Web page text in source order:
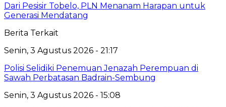
Dari Pesisir Tobelo, PLN Menanam Harapan untuk
Generasi Mendatang
Berita Terkait
Senin, 3 Agustus 2026 - 21:17
Polisi Selidiki Penemuan Jenazah Perempuan di
Sawah Perbatasan Badrain-Sembung
Senin, 3 Agustus 2026 - 15:08